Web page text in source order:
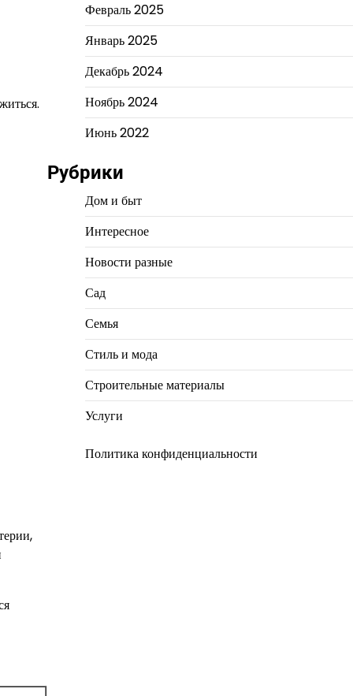
Февраль 2025
Январь 2025
Декабрь 2024
Ноябрь 2024
Июнь 2022
Рубрики
Дом и быт
Интересное
Новости разные
Сад
Семья
Стиль и мода
Строительные материалы
Услуги
Политика конфиденциальности